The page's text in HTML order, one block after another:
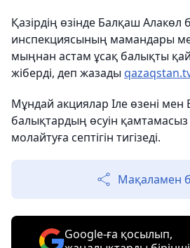
Қазірдің өзінде Балқаш
инспекциясының мамандары
мыңнан астам ұсақ балықты
жіберді, деп жазады
Мұндай акциялар Іле өзені мен
балықтардың өсуін қамтамасыз
молайтуға септігін тигізеді.
Мақаламен
Google-ға қосылып,